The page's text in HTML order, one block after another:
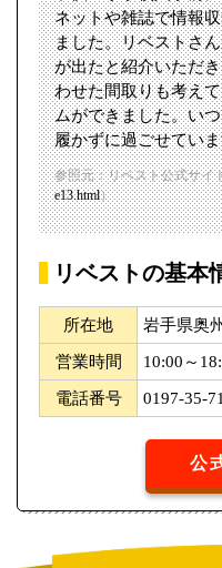
ネットや雑誌で情報
ました。リベストさ
が出たと紹介いただ
わせた間取りも考え
ムができました。い
履かずに過ごせてい
参照元：リベスト公式サイ
e13.html）
リベストの基本
所在地 岩手県奥
営業時間 10:00～
電話番号 0197-35-
公